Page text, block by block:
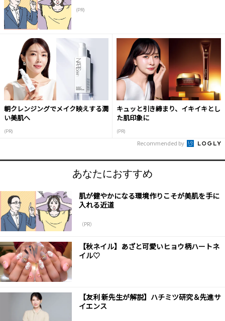
(PR)
朝クレンジングでメイク映えする潤
い美肌へ
(PR)
キュッと引き締まり、イキイキとし
た肌印象に
(PR)
Recommended by
あなたにおすすめ
肌が健やかになる環境作りこそが美肌を手に
入れる近道
（PR）
【秋ネイル】あざと可愛いヒョウ柄ハートネ
イル♡
【友利 新先生が解説】ハチミツ研究＆先進サ
イエンス